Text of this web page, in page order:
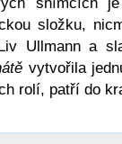
složku,
Ullmann a
vytvořila
rolí, patří do